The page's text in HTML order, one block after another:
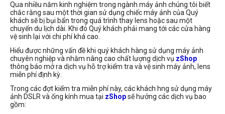
Qua nhiều năm kinh nghiệm trong ngành máy ảnh chúng tôi biết
chắc rằng sau một thời gian sử dụng chiếc máy ảnh của Quý
khách sẽ bị bụi bẩn trong quá trình thay lens hoặc sau một
chuyến du lịch dài. Khi đó Quý khách phải mang tới các cửa hàng
vệ sinh lại với chi phí khá cao.
Hiểu được những vấn đề khi quý khách hàng sử dụng máy ảnh
chuyên nghiệp và nhằm nâng cao chất lượng dịch vụ zShop
thông báo mở ra dịch vụ hỗ trợ kiểm tra và vệ sinh máy ảnh, lens
miễn phí định kỳ.
Trong các đợt kiểm tra miễn phí này, các khách hng sử dụng máy
ảnh DSLR và ống kính mua tại zShopsẽ hưởng các dịch vụ bao
gồm: